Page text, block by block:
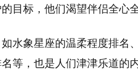
目标，他们渴望伴侣全心
水象星座的温柔程度排名
等，也是人们津津乐道的